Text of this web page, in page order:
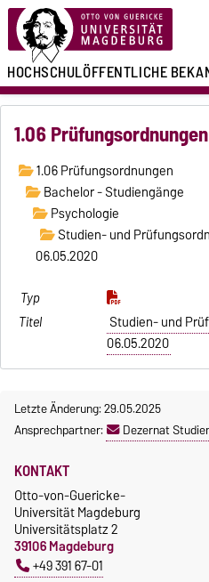
HOCHSCHULÖFFENTLICHE
1.06 Prüfungsordnungen
1.06 Prüfungsordnungen
Bachelor - Studiengänge
Psychologie
Studien- und
06.05.2020
Studien- und
06.05.2020
Letzte Änderung: 29.05.2025
Ansprechpartner:
Dezernat
KONTAKT
Otto-von-Guericke-
Universität Magdeburg
Universitätsplatz 2
39106 Magdeburg
+49 391 67-01